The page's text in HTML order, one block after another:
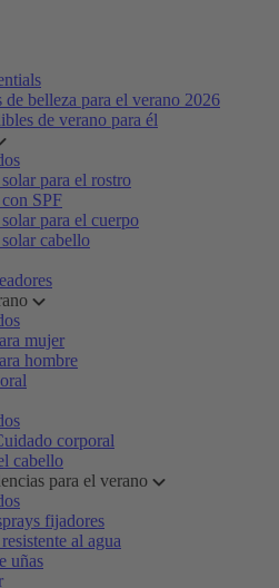
de belleza para el verano 2026
de verano para él
para el rostro
SPF
para el cuerpo
cabello
mujer
hombre
corporal
cabello
para el verano
fijadores
al agua
uñas